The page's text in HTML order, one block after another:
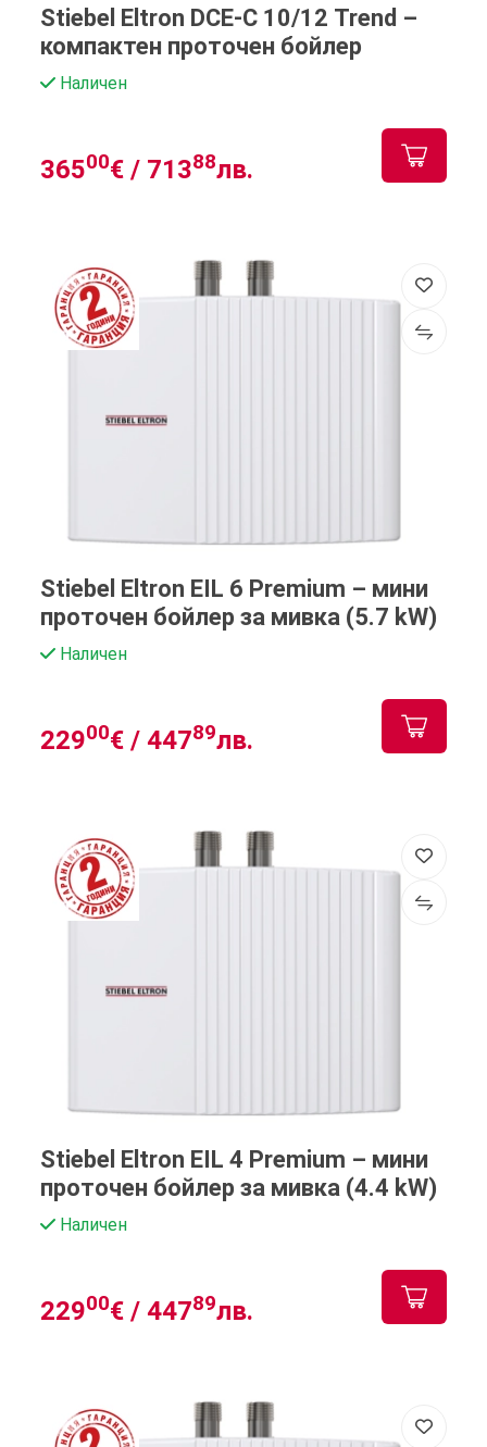
Stiebel Eltron DCE-C 10/12 Trend –
компактен проточен бойлер
Наличен
36500€ / 71388лв.
Stiebel Eltron EIL 6 Premium – мини
проточен бойлер за мивка (5.7 kW)
Наличен
22900€ / 44789лв.
Stiebel Eltron EIL 4 Premium – мини
проточен бойлер за мивка (4.4 kW)
Наличен
22900€ / 44789лв.